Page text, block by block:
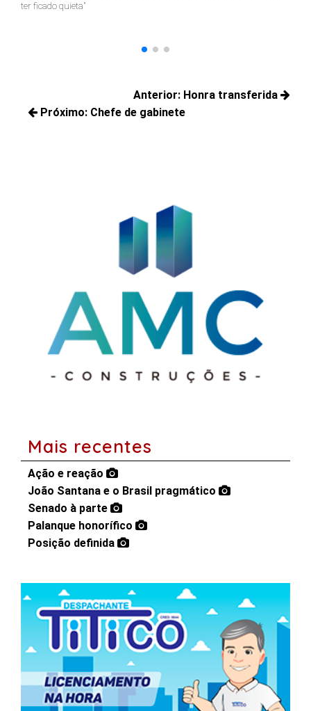
ter ficado quieta"
de
Anterior:
Posts
Honra transferida
Próximo: Chefe de gabinete
Mais recentes
Ação e reação
João Santana e o Brasil pragmático
Senado à parte
Palanque honorífico
Posição definida